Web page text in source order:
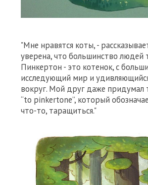
"Мне нравятся коты, -
уверена, что большинство людей
Пинкертон - это котенок, с
исследующий мир и
вокруг. Мой друг даже придумал
“to pinkertone”, который
что-то, таращиться."